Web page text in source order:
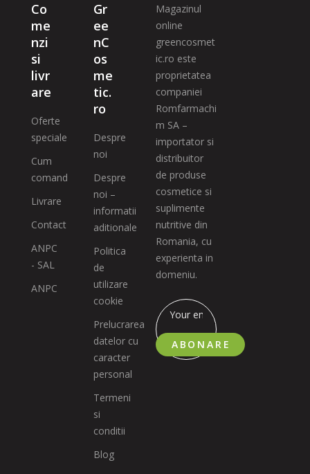
Co
me
nzi
si
livr
are
Oferte
speciale
Cum
comand
Livrare
Contact
ANPC
- SAL
ANPC
Gr
ee
nC
os
me
tic.
ro
Despre
noi
Despre
noi –
informatii
aditionale
Politica
de
utilizare
cookie
Prelucrarea
datelor cu
caracter
personal
Termeni
si
conditii
Blog
Magazinul
online
greencosmet
ic.ro este
proprietatea
companiei
Romfarmachi
m SA –
importator si
distribuitor
de produse
cosmetice si
suplimente
nutritive din
Romania, cu
experienta in
domeniu.
ABONARE